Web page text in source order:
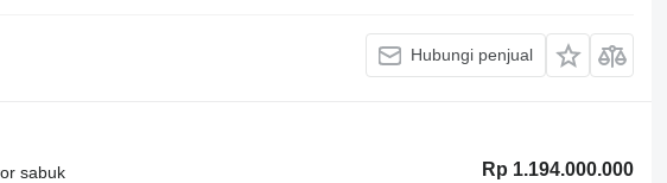
Hubungi penjual
Rp 1.194.000.000
sabuk